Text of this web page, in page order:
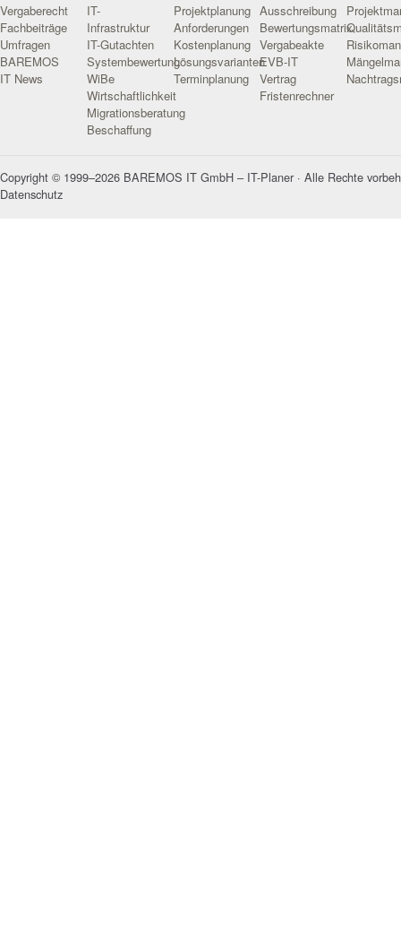
Vergaberecht
Fachbeiträge
Umfragen
BAREMOS
IT News
IT-
Infrastruktur
IT-Gutachten
Systembewertung
WiBe
Wirtschaftlichkeit
Migrationsberatung
Beschaffung
Projektplanung
Anforderungen
Kostenplanung
Lösungsvarianten
Terminplanung
Ausschreibung
Bewertungsmatrix
Vergabeakte
EVB-IT
Vertrag
Fristenrechner
Copyright © 1999–2026 BAREMOS IT GmbH – IT-Planer · Alle Rechte
Datenschutz